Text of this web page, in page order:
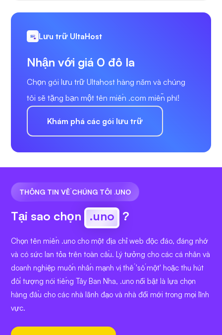
Lưu trữ UltaHost
Nhận với giá 0 đô la
Chọn gói lưu trữ Ultahost hàng năm và chúng
tôi sẽ tặng bạn một tên miền .com miễn phí!
Khám phá các gói lưu trữ
THÔNG TIN VỀ CHÚNG TÔI .UNO
Tại sao chọn .uno ?
Chọn tên miền .uno cho một địa chỉ web độc đáo, đáng nhớ
và có sức lan tỏa trên toàn cầu. Lý tưởng cho các cá nhân và
doanh nghiệp muốn nhấn mạnh vị thế 'số một' hoặc thu hút
đối tượng nói tiếng Tây Ban Nha, .uno nổi bật là lựa chọn
hàng đầu cho các nhà lãnh đạo và nhà đổi mới trong mọi lĩnh
vực.